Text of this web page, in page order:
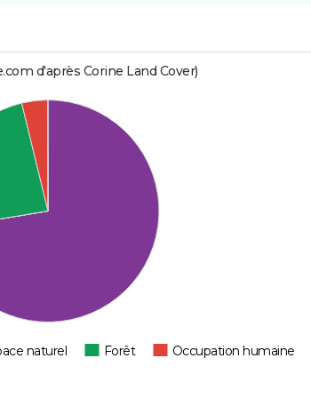
d'après Corine Land Cover)
naturel Forêt Occupation humaine